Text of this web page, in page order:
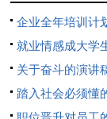
企业全年培训计
就业情感成大学
关于奋斗的演讲
踏入社会必须懂